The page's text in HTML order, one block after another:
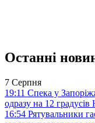
Останні
7 Серпня
19:11 Спека у
одразу на 12 градусів
16:54 Рятувальники